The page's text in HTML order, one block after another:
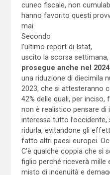
cuneo fiscale, non
hanno favorito questi
mai.
Secondo
l’ultimo report di Istat,
uscito la scorsa settimana,
prosegue anche nel 2024
una riduzione di diecimila
2023, che si attesteranno
42% delle quali, per
non è realistico pensare di
interessa tutto
ridurla, evitandone gli
fatto altri paesi europei.
C’è qualche coppia che si
figlio perché riceverà mille
misto di ingenuità e